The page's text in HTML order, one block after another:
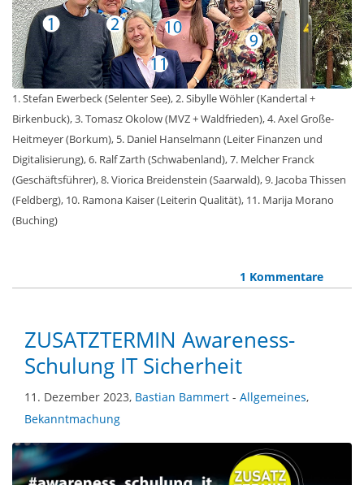
1. Stefan Ewerbeck (Selenter See), 2. Sibylle Wöhler (Kandertal +
Birkenbuck), 3. Tomasz Okolow (MVZ + Waldfrieden), 4. Axel Große-
Heitmeyer (Borkum), 5. Daniel Hanselmann (Leiter Finanzen und
Digitalisierung), 6. Ralf Zarth (Schwabenland), 7. Melcher Franck
(Geschäftsführer), 8. Viorica Breidenstein (Saarwald), 9. Jacoba Thissen
(Feldberg), 10. Ramona Kaiser (Leiterin Qualität), 11. Marija Morano
(Buching)
1 Kommentare
ZUSATZTERMIN Awareness-
Schulung IT Sicherheit
11. Dezember 2023, Bastian Bammert - Allgemeines,
Bekanntmachung